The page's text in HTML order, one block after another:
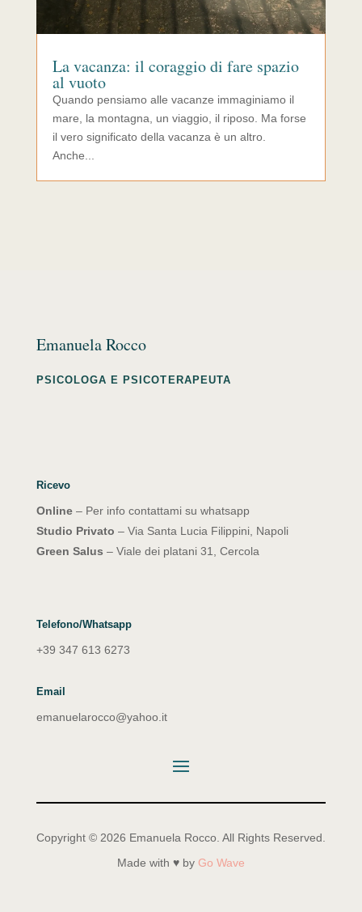
La vacanza: il coraggio di fare spazio
al vuoto
Quando pensiamo alle vacanze immaginiamo il
mare, la montagna, un viaggio, il riposo. Ma forse
il vero significato della vacanza è un altro.
Anche...
Emanuela Rocco
PSICOLOGA E PSICOTERAPEUTA
Ricevo
Online– Per info contattami su whatsapp
Studio Privato – Via Santa Lucia Filippini, Napoli
Green Salus – Viale dei platani 31, Cercola
Telefono/Whatsapp
+39 347 613 6273
Email
emanuelarocco@yahoo.it
Copyright © 2026 Emanuela Rocco. All Rights Reserved.
Made with ♥ by Go Wave